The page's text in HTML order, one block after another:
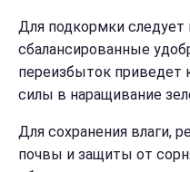
Для подкормки следует
сбалансированные
переизбыток приведет
силы в наращивание
Для сохранения влаги,
почвы и защиты от